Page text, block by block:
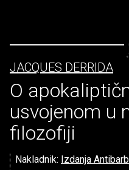
JACQUES DERRIDA
O
usvojenom u
filozofiji
Nakladnik: Izdanja